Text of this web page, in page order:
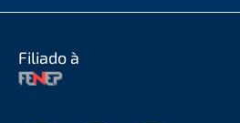
Filiado à